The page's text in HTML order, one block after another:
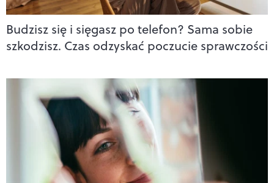
Budzisz się i sięgasz po telefon? Sama sobie
szkodzisz. Czas odzyskać poczucie sprawczości